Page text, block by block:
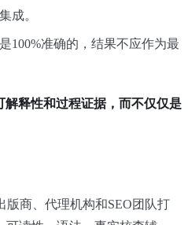
成。
100%准确的，结果不应作为最
解释性和过程证据，而不仅仅是
版商、代理机构和SEO团队打